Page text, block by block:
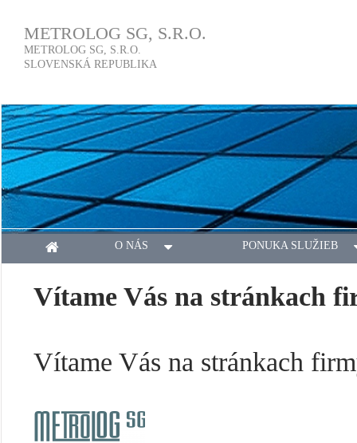
METROLOG SG, S.R.O.
METROLOG SG, S.R.O.
SLOVENSKÁ REPUBLIKA
O NÁS PONUKA SLUŽIEB
Vítame Vás na stránkach
Vítame Vás na stránkach